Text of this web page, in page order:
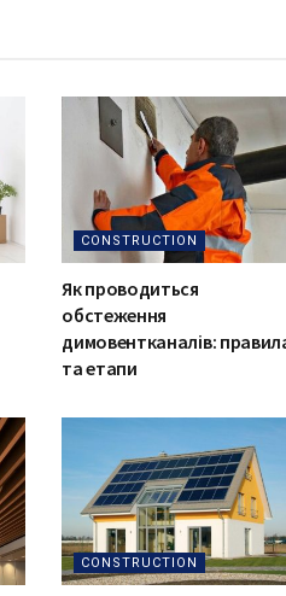
CONSTRUCTION
Як проводиться
обстеження
димовентканалів:
та етапи
CONSTRUCTION